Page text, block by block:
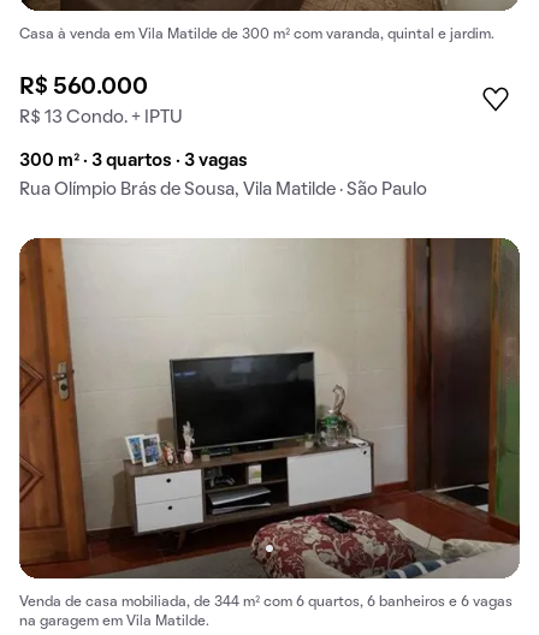
Casa à venda em Vila Matilde de 300 m² com varanda, quintal e jardim.
R$ 560.000
R$ 13 Condo. + IPTU
300 m² · 3 quartos · 3 vagas
Rua Olímpio Brás de Sousa, Vila Matilde · São Paulo
Venda de casa mobiliada, de 344 m² com 6 quartos, 6 banheiros e 6 vagas
na garagem em Vila Matilde.